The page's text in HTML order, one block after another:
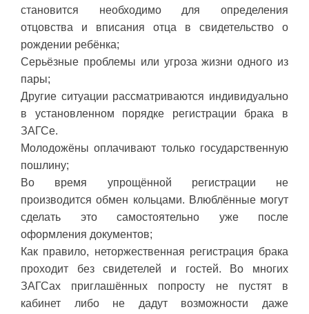
становится необходимо для определения
отцовства и вписания отца в свидетельство о
рождении ребёнка;
Серьёзные проблемы или угроза жизни одного из
пары;
Другие ситуации рассматриваются индивидуально
в установленном порядке регистрации брака в
ЗАГСе.
Молодожёны оплачивают только государственную
пошлину;
Во время упрощённой регистрации не
производится обмен кольцами. Влюблённые могут
сделать это самостоятельно уже после
оформления документов;
Как правило, неторжественная регистрация брака
проходит без свидетелей и гостей. Во многих
ЗАГСах приглашённых попросту не пустят в
кабинет либо не дадут возможности даже